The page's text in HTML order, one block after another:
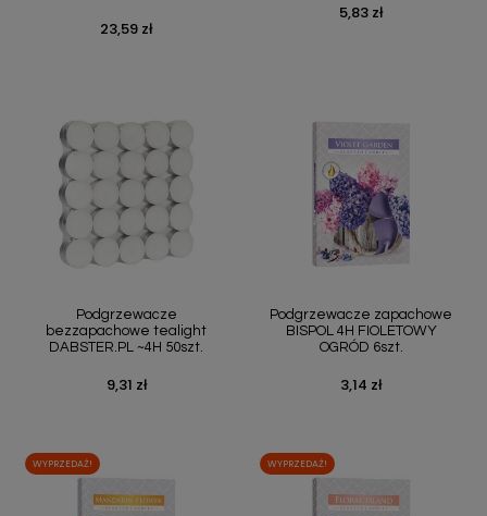
Cena
23,59 zł
Cena
5,83 zł
Podgrzewacze
bezzapachowe tealight
DABSTER.PL ~4H 50szt.
Cena
9,31 zł
Podgrzewacze zapachowe
BISPOL 4H FIOLETOWY
OGRÓD 6szt.
Cena
3,14 zł
WYPRZEDAŻ! WYPRZEDAŻ!